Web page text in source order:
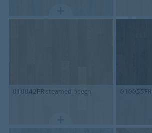
010042FR steamed beech 010055FR